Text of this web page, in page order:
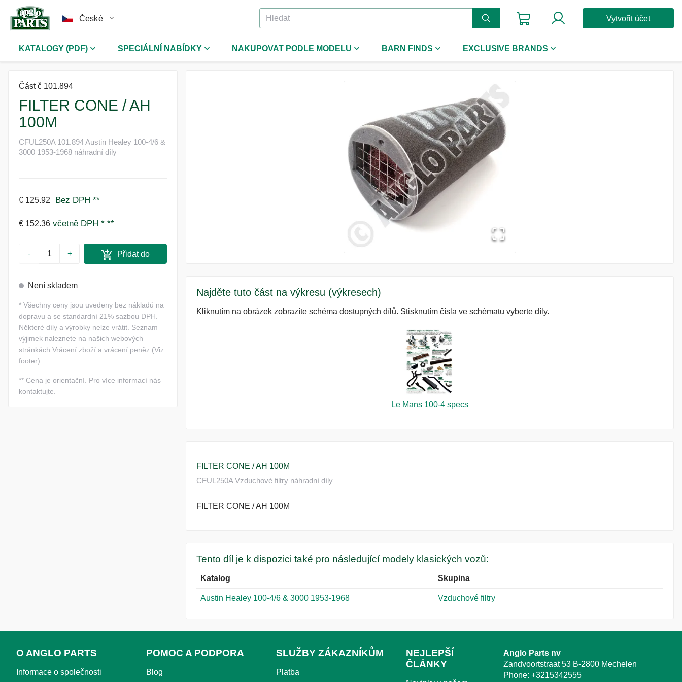
České Vytvořit účet
KATALOGY (PDF) SPECIÁLNÍ NABÍDKY NAKUPOVAT PODLE MODELU BARN FINDS EXCLUSIVE BRANDS
Část č 101.894
FILTER CONE / AH
100M
CFUL250A 101.894 Austin Healey 100-4/6 &
3000 1953-1968 náhradní díly
€ 125.92 Bez DPH **
€ 152.36 včetně DPH * **
- +
Přidat do
Není skladem
* Všechny ceny jsou uvedeny bez nákladů na
dopravu a se standardní 21% sazbou DPH.
Některé díly a výrobky nelze vrátit. Seznam
výjimek naleznete na našich webových
stránkách Vrácení zboží a vrácení peněz (Viz
footer).
** Cena je orientační. Pro více informací nás
kontaktujte.
Najděte tuto část na výkresu (výkresech)
Kliknutím na obrázek zobrazíte schéma dostupných dílů. Stisknutím čísla ve schématu vyberte díly.
Le Mans 100-4 specs
FILTER CONE / AH 100M
CFUL250A Vzduchové filtry náhradní díly
FILTER CONE / AH 100M
Tento díl je k dispozici také pro následující modely klasických vozů:
Katalog Skupina
Austin Healey 100-4/6 & 3000 1953-1968 Vzduchové filtry
O ANGLO PARTS
Informace o společnosti
POMOC A PODPORA
Blog
SLUŽBY ZÁKAZNÍKŮM
Platba
NEJLEPŠÍ
ČLÁNKY
Anglo Parts nv
Zandvoortstraat 53 B-2800 Mechelen
Phone: +3215342555